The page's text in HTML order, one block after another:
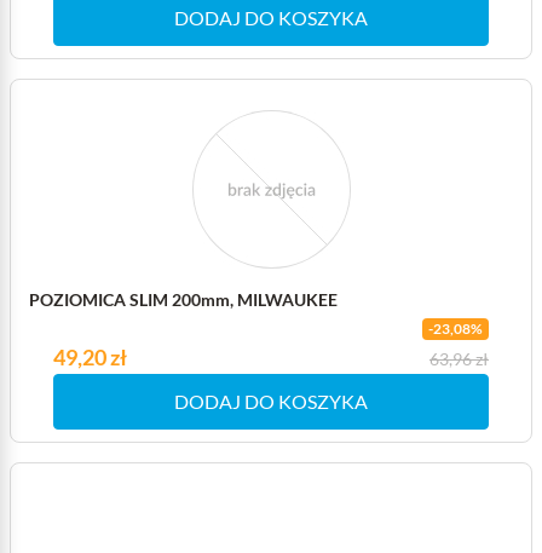
DODAJ DO KOSZYKA
POZIOMICA SLIM 200mm, MILWAUKEE
-23,08%
Cena
49,20 zł
Cena podstawowa 63,96 zł
DODAJ DO KOSZYKA